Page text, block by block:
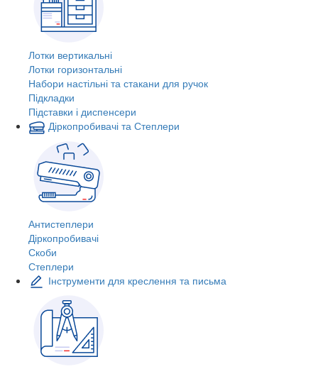
Лотки вертикальні
Лотки горизонтальні
Набори настільні та стакани для ручок
Підкладки
Підставки і диспенсери
Діркопробивачі та Степлери
Антистеплери
Діркопробивачі
Скоби
Степлери
Інструменти для креслення та письма